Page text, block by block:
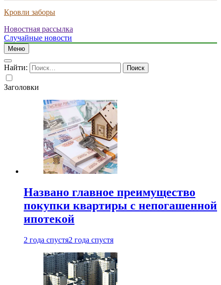
Кровли заборы
Новостная рассылка
Случайные новости
Меню
Найти:
Заголовки
Названо главное преимущество
покупки квартиры с непогашенной
ипотекой
2 года спустя2 года спустя